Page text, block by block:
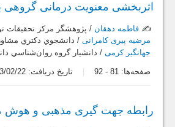
اثربخشی معنویت درمانی گروهی
✍️ فاطمه دهقان / پژوهشگر مركز تحقيقات
مرضیه پیری کامرانی / دانشجوي دکتري
جهانگیر کرمی / دانشيار گروه روان‌شناسي
صفحه‌ها: 81
- تاریخ دریافت: 1393/02/22
رابطه جهت گیری مذهبی و هوش